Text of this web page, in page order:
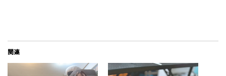
関連